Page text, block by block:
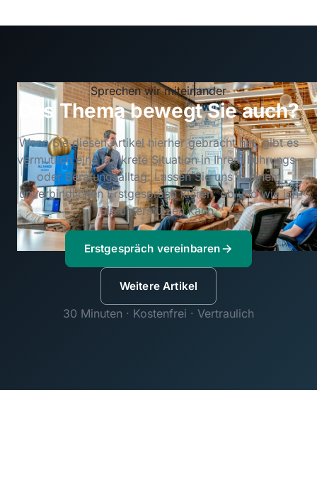
Sprechen wir miteinander
Das Thema bewegt Sie auch?
Wenn Sie diesen Artikel hierher gebracht hat, gibt es
vermutlich eine konkrete Situation in Ihrem Führungs-
oder Beratungsalltag. Lassen Sie uns in einem
unverbindlichen Erstgespräch klären, ob und wie ich
Sie unterstützen kann.
Erstgespräch vereinbaren
Weitere Artikel
30 Minuten · Kostenfrei · Vertraulich